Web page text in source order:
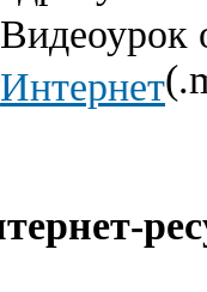
Видеоурок
Интернет